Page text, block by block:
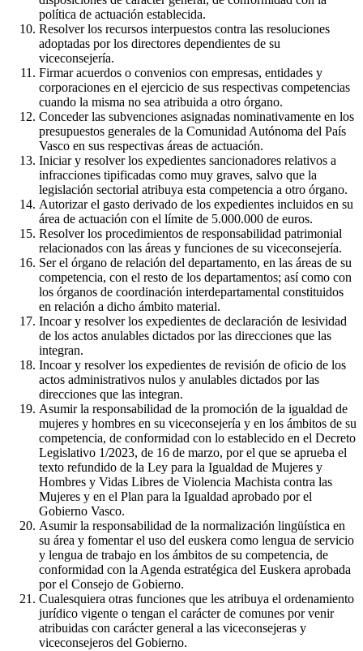
política de actuación establecida.
Resolver los recursos interpuestos contra las resoluciones
adoptadas por los directores dependientes de su
viceconsejería.
Firmar acuerdos o convenios con empresas, entidades y
corporaciones en el ejercicio de sus respectivas competencias
cuando la misma no sea atribuida a otro órgano.
Conceder las subvenciones asignadas nominativamente en los
presupuestos generales de la Comunidad Autónoma del País
Vasco en sus respectivas áreas de actuación.
Iniciar y resolver los expedientes sancionadores relativos a
infracciones tipificadas como muy graves, salvo que la
legislación sectorial atribuya esta competencia a otro órgano.
Autorizar el gasto derivado de los expedientes incluidos en su
área de actuación con el límite de 5.000.000 de euros.
Resolver los procedimientos de responsabilidad patrimonial
relacionados con las áreas y funciones de su viceconsejería.
Ser el órgano de relación del departamento, en las áreas de su
competencia, con el resto de los departamentos; así como con
los órganos de coordinación interdepartamental constituidos
en relación a dicho ámbito material.
Incoar y resolver los expedientes de declaración de lesividad
de los actos anulables dictados por las direcciones que las
integran.
Incoar y resolver los expedientes de revisión de oficio de los
actos administrativos nulos y anulables dictados por las
direcciones que las integran.
Asumir la responsabilidad de la promoción de la igualdad de
mujeres y hombres en su viceconsejería y en los ámbitos de su
competencia, de conformidad con lo establecido en el Decreto
Legislativo 1/2023, de 16 de marzo, por el que se aprueba el
texto refundido de la Ley para la Igualdad de Mujeres y
Hombres y Vidas Libres de Violencia Machista contra las
Mujeres y en el Plan para la Igualdad aprobado por el
Gobierno Vasco.
Asumir la responsabilidad de la normalización lingüística en
su área y fomentar el uso del euskera como lengua de servicio
y lengua de trabajo en los ámbitos de su competencia, de
conformidad con la Agenda estratégica del Euskera aprobada
por el Consejo de Gobierno.
Cualesquiera otras funciones que les atribuya el ordenamiento
jurídico vigente o tengan el carácter de comunes por venir
atribuidas con carácter general a las viceconsejeras y
viceconsejeros del Gobierno.